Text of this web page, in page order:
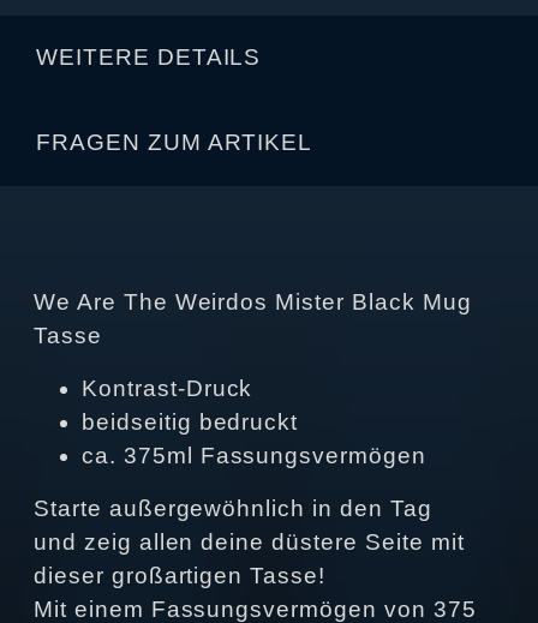
WEITERE DETAILS
FRAGEN ZUM ARTIKEL
We Are The Weirdos Mister Black Mug
Tasse
Kontrast-Druck
beidseitig bedruckt
ca. 375ml Fassungsvermögen
Starte außergewöhnlich in den Tag
und zeig allen deine düstere Seite mit
dieser großartigen Tasse!
Mit einem Fassungsvermögen von 375